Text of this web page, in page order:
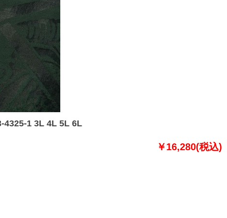
4325-1 3L 4L 5L 6L
￥16,280(税込)